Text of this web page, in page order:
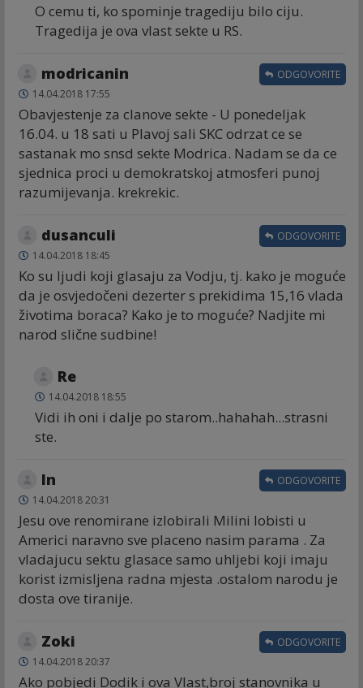
O cemu ti, ko spominje tragediju bilo ciju.
Tragedija je ova vlast sekte u RS.
modricanin
14.04.2018 17:55
Obavjestenje za clanove sekte - U ponedeljak
16.04. u 18 sati u Plavoj sali SKC odrzat ce se
sastanak mo snsd sekte Modrica. Nadam se da ce
sjednica proci u demokratskoj atmosferi punoj
razumijevanja. krekrekic.
ODGOVORITE
dusanculi
14.04.2018 18:45
Ko su ljudi koji glasaju za Vodju, tj. kako je moguće
da je osvjedočeni dezerter s prekidima 15,16 vlada
životima boraca? Kako je to moguće? Nadjite mi
narod slične sudbine!
ODGOVORITE
Re
14.04.2018 18:55
Vidi ih oni i dalje po starom..hahahah...strasni
ste.
In
14.04.2018 20:31
Jesu ove renomirane izlobirali Milini lobisti u
Americi naravno sve placeno nasim parama . Za
vladajucu sektu glasace samo uhljebi koji imaju
korist izmisljena radna mjesta .ostalom narodu je
dosta ove tiranije.
ODGOVORITE
Zoki
14.04.2018 20:37
Ako pobjedi Dodik i ova Vlast,broj stanovnika u
ODGOVORITE